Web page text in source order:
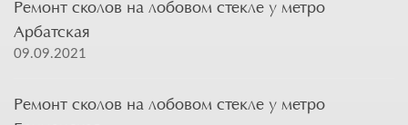
Ремонт сколов на лобовом стекле у метро
Арбатская
09.09.2021
Ремонт сколов на лобовом стекле у метро